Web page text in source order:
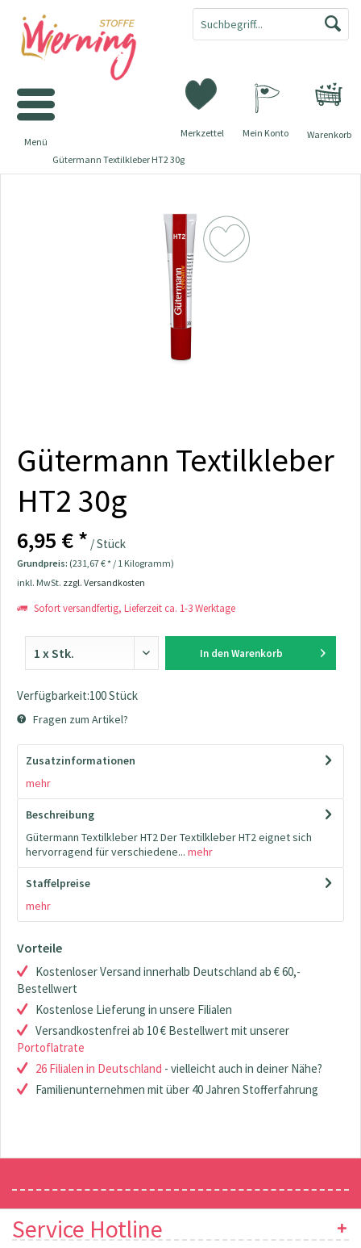
Warenkorb
Merkzettel Mein Konto
Menü
Gütermann Textilkleber HT2 30g
Gütermann Textilkleber
HT2 30g
6,95 € * / Stück
Grundpreis: (231,67 € * / 1 Kilogramm)
inkl. MwSt. zzgl. Versandkosten
Sofort versandfertig, Lieferzeit ca. 1-3 Werktage
In den Warenkorb
Verfügbarkeit:100 Stück
Fragen zum Artikel?
Zusatzinformationen
mehr
Beschreibung
Gütermann Textilkleber HT2 Der Textilkleber HT2 eignet sich
hervorragend für verschiedene... mehr
Staffelpreise
mehr
Vorteile
Kostenloser Versand innerhalb Deutschland ab € 60,-
Bestellwert
Kostenlose Lieferung in unsere Filialen
Versandkostenfrei ab 10 € Bestellwert mit unserer
Portoflatrate
26 Filialen in Deutschland - vielleicht auch in deiner Nähe?
Familienunternehmen mit über 40 Jahren Stofferfahrung
Service Hotline